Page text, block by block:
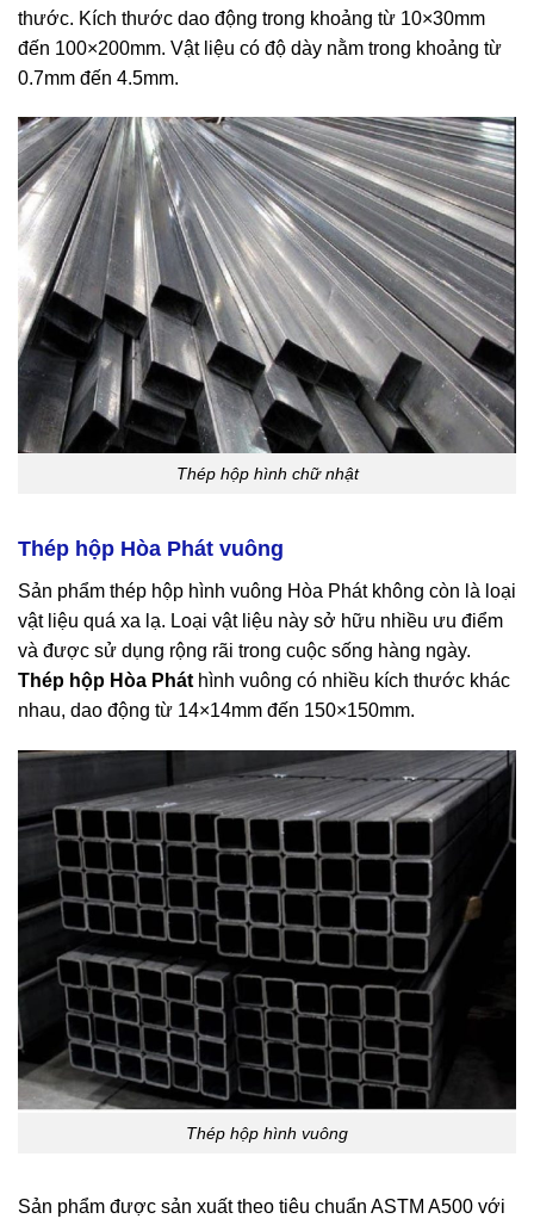
thước. Kích thước dao động trong khoảng từ 10×30mm
đến 100×200mm. Vật liệu có độ dày nằm trong khoảng từ
0.7mm đến 4.5mm.
Thép hộp hình chữ nhật
Thép hộp Hòa Phát vuông
Sản phẩm thép hộp hình vuông Hòa Phát không còn là loại
vật liệu quá xa lạ. Loại vật liệu này sở hữu nhiều ưu điểm
và được sử dụng rộng rãi trong cuộc sống hàng ngày.
Thép hộp Hòa Phát hình vuông có nhiều kích thước khác
nhau, dao động từ 14×14mm đến 150×150mm.
Thép hộp hình vuông
Sản phẩm được sản xuất theo tiêu chuẩn ASTM A500 với